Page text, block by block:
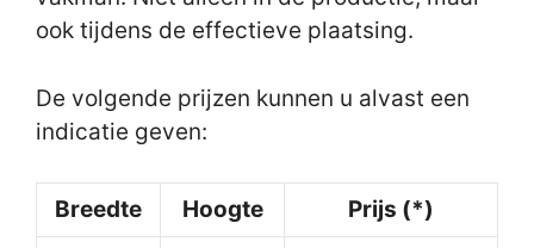
ook tijdens de effectieve plaatsing.
De volgende prijzen kunnen u alvast een
indicatie geven:
Breedte Hoogte
Prijs (*)